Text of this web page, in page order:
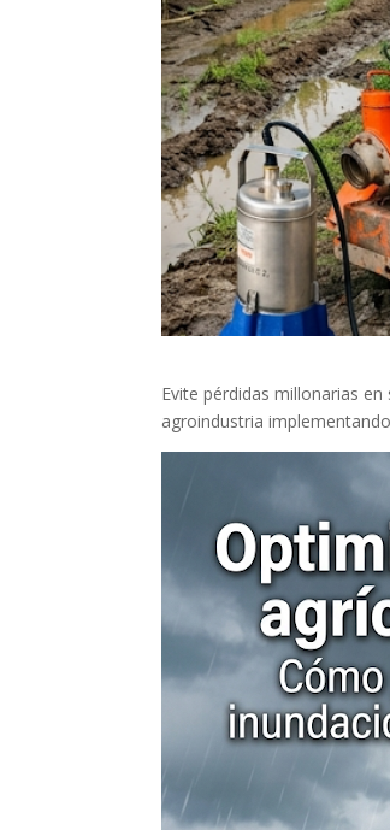
Evite pérdidas millonarias
agroindustria